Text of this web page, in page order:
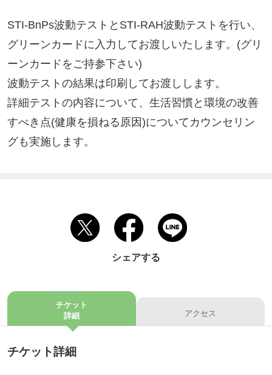
STI-BnPs波動テストとSTI-RAH波動テストを行い、
グリーンカードに入力してお渡しいたします。(グリ
ーンカードをご持参下さい)
波動テストの結果は印刷してお渡しします。
詳細テストの内容について、生活習慣と環境の改善
すべき点(健康を損ねる原因)についてカウンセリン
グも実施します。
シェアする
チケット
詳細
アクセス
チケット詳細